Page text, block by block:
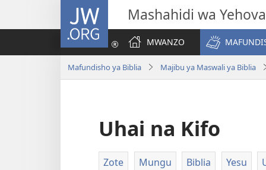
JW.ORG Mashahidi wa Yehova
MWANZO
Mafundisho ya Biblia Majibu ya Maswali ya Biblia
Uhai na Kifo
Zote Mungu Biblia Yesu